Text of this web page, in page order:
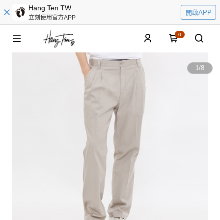
Hang Ten TW
立刻使用官方APP
開啟APP
0
1/8